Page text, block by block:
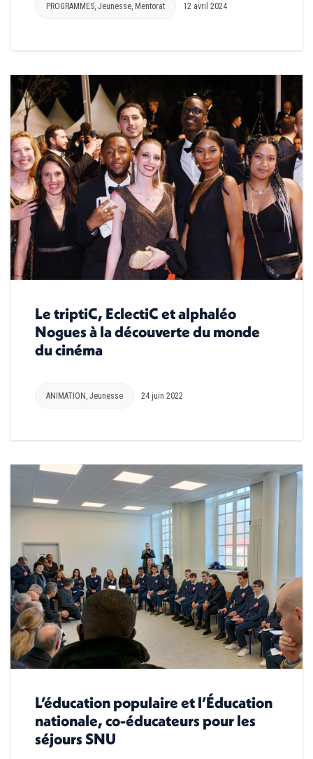
PROGRAMMES, Jeunesse, Mentorat 12 avril 2024
Le triptiC, EclectiC et alphaléo
Nogues à la découverte du monde
du cinéma
ANIMATION Jeunesse 24 juin 2022
L’éducation populaire et l’Éducation
nationale, co-éducateurs pour les
séjours SNU